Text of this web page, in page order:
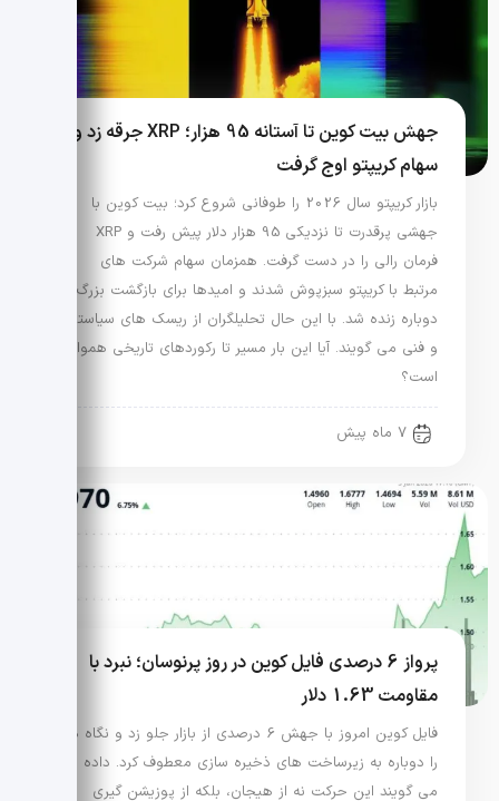
جهش بیت کوین تا آستانه 95 هزار؛ XRP جرقه زد و
سهام کریپتو اوج گرفت
بازار کریپتو سال 2026 را طوفانی شروع کرد؛ بیت کوین با
جهشی پرقدرت تا نزدیکی 95 هزار دلار پیش رفت و XRP
فرمان رالی را در دست گرفت. همزمان سهام شرکت های
مرتبط با کریپتو سبزپوش شدند و امیدها برای بازگشت بزرگ
دوباره زنده شد. با این حال تحلیلگران از ریسک های سیاستی
و فنی می گویند. آیا این بار مسیر تا رکوردهای تاریخی هموار
است؟
7 ماه پیش
پرواز 6 درصدی فایل کوین در روز پرنوسان؛ نبرد با
مقاومت 1.63 دلار
فایل کوین امروز با جهش 6 درصدی از بازار جلو زد و نگاه ها
را دوباره به زیرساخت های ذخیره سازی معطوف کرد. داده ها
می گویند این حرکت نه از هیجان، بلکه از پوزیشن گیری